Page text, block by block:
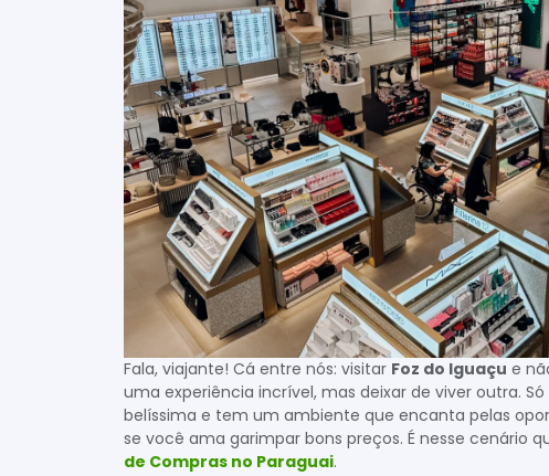
Fala, viajante! Cá entre nós: visitar Foz do Iguaçu e
uma experiência incrível, mas deixar de viver outra.
belíssima e tem um ambiente que encanta pelas
se você ama garimpar bons preços. É nesse cenário
de Compras no Paraguai.